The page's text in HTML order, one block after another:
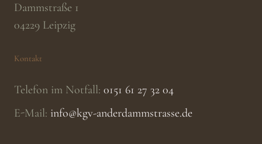
Dammstraße 1
04229 Leipzig
Kontakt
Telefon im Notfall: 0151 61 27 32 04
E-Mail: info@kgv-anderdammstrasse.de